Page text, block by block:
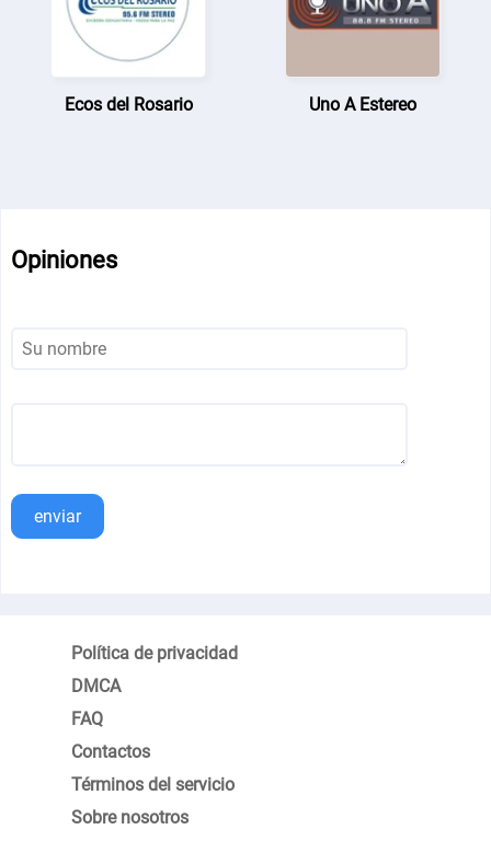
Ecos del Rosario Uno A Estereo
Opiniones
enviar
Política de privacidad
DMCA
FAQ
Contactos
Términos del servicio
Sobre nosotros